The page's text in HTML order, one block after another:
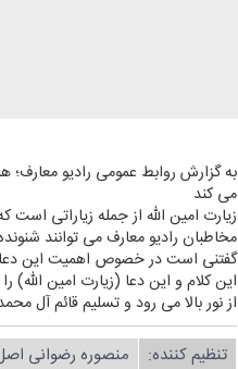
به گزارش روابط عمومی رادیو معارف؛
می كند
زیارت امین الله از جمله زیاراتی
مخاطبان رادیو معارف می توانند شنونده این برنامه مورخ ۲۹ اسفند ۹۷ ساعت
گفتنی است در خصوص اهمیت این دعا
این كلام و این دعا (زیارت امین
از نور بالا می رود و تسلیم قائم آل
تنظیم كننده:
منصوره رضوانی